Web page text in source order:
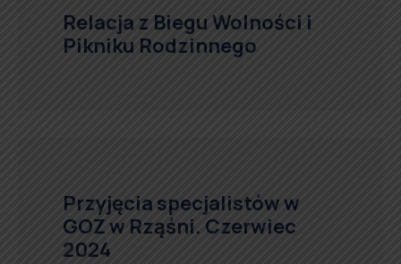
Relacja z Biegu Wolności i
Pikniku Rodzinnego
Przyjęcia specjalistów w
GOZ w Rząśni. Czerwiec
2024